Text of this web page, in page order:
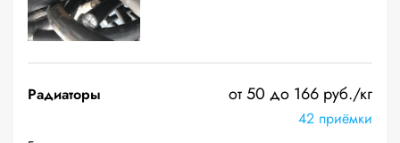
Радиаторы от 50 до 166 руб./кг
42 приёмки